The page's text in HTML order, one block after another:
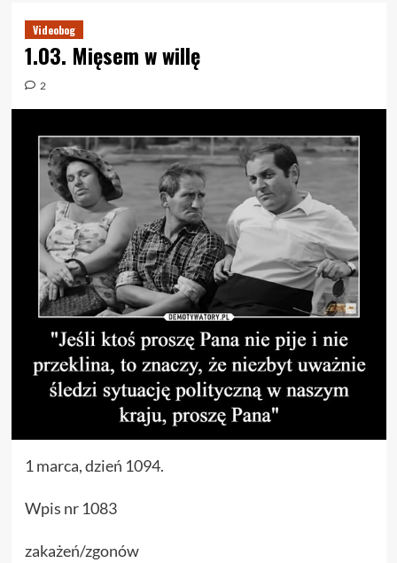
Videobog
1.03. Mięsem w willę
2
1 marca, dzień 1094.
Wpis nr 1083
zakażeń/zgonów